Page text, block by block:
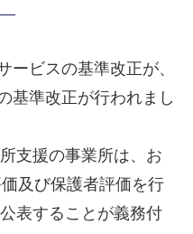
ービスの基準改正が、
基準改正が行われまし
支援の事業所は、お
及び保護者評価を行
表することが義務付